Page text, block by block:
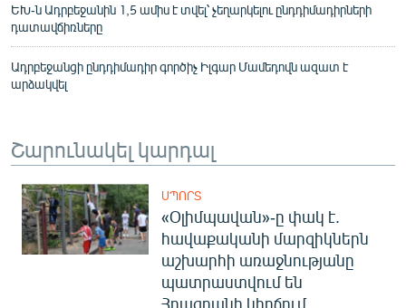
ԵԽ-ն Ադրբեջանին 1,5 ամիս է տվել՝ չեղարկելու ընդդիմադիրների
դատավճիռները
Ադրբեջանցի ընդդիմադիր գործիչ Իլգար Մամեդովն ազատ է
արձակվել
Շարունակել կարդալ
ՍՊՈՐՏ
«Օլիմպավան»-ը փակ է.
հավաքականի մարզիկներն
աշխարհի առաջնությանը
պատրաստվում են
Հրազդանի կիրճում